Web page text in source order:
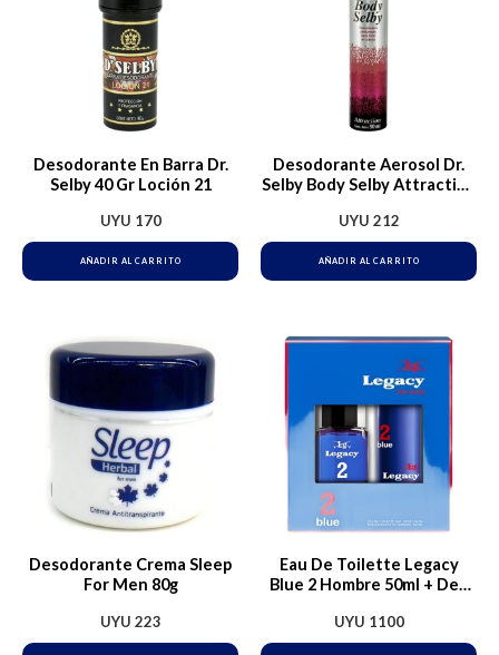
Desodorante En Barra Dr.
Selby 40 Gr Loción 21
UYU 170
AÑADIR AL CARRITO
Desodorante Aerosol Dr.
Selby Body Selby Attraction
UYU 212
AÑADIR AL CARRITO
Desodorante Crema Sleep
For Men 80g
UYU 223
Eau De Toilette Legacy
Blue 2 Hombre 50ml + Deo
UYU 1100